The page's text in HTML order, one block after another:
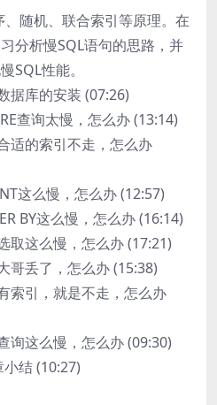
随机、联合索引等原理。在
分析慢SQL语句的思路，并
SQL性能。
据库的安装 (07:26)
查询太慢，怎么办 (13:14)
适的索引不走，怎么办
这么慢，怎么办 (12:57)
BY这么慢，怎么办 (16:14)
取这么慢，怎么办 (17:21)
哥丢了，怎么办 (15:38)
索引，就是不走，怎么办
询这么慢，怎么办 (09:30)
结 (10:27)